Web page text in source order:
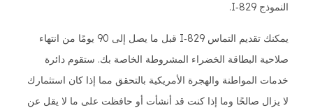
النموذج I‑829.
يمكنك تقديم التماس I‑829 قبل ما يصل إلى 90 يومًا من انتهاء
صلاحية البطاقة الخضراء المشروطة الخاصة بك. ستقوم دائرة
خدمات المواطنة والهجرة الأمريكية بالتحقق مما إذا كان استثمارك
لا يزال صالحًا وما إذا كنت قد أنشأت أو حافظت على ما لا يقل عن